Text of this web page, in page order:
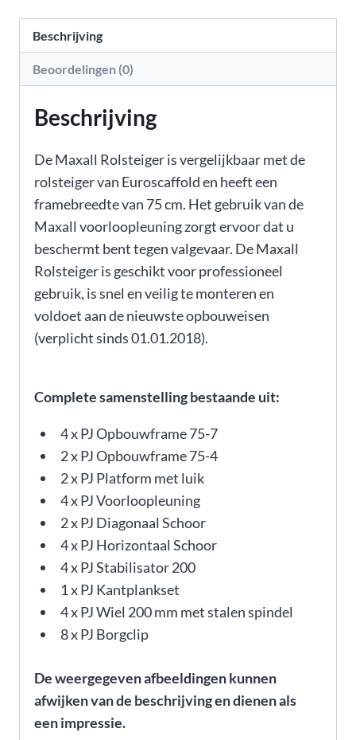
Beschrijving
Beoordelingen (0)
Beschrijving
De Maxall Rolsteiger is vergelijkbaar met de
rolsteiger van Euroscaffold en heeft een
framebreedte van 75 cm. Het gebruik van de
Maxall voorloopleuning zorgt ervoor dat u
beschermt bent tegen valgevaar. De Maxall
Rolsteiger is geschikt voor professioneel
gebruik, is snel en veilig te monteren en
voldoet aan de nieuwste opbouweisen
(verplicht sinds 01.01.2018).
Complete samenstelling bestaande uit:
4 x PJ Opbouwframe 75-7
2 x PJ Opbouwframe 75-4
2 x PJ Platform met luik
4 x PJ Voorloopleuning
2 x PJ Diagonaal Schoor
4 x PJ Horizontaal Schoor
4 x PJ Stabilisator 200
1 x PJ Kantplankset
4 x PJ Wiel 200 mm met stalen spindel
8 x PJ Borgclip
De weergegeven afbeeldingen kunnen
afwijken van de beschrijving en dienen als
een impressie.